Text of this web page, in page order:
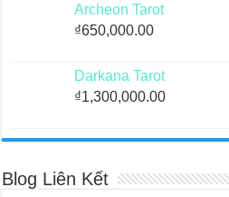
Archeon Tarot
₫650,000.00
Darkana Tarot
₫1,300,000.00
Blog Liên Kết